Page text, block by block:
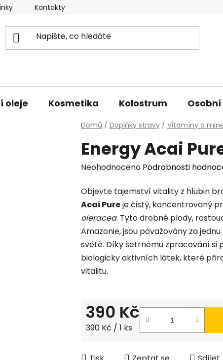
Kontakty
oleje Kosmetika Kolostrum
Domů / Doplňky stravy / Vitamíny a
Energy Acai
Průměrné
produktu
je
0,0
z
5
hvězdiček.
Neohodnoceno Podrobnosti
Objevte tajemství vitality z hlubin
Acai Pureje čistý, koncentrovaný
oleracea. Tyto drobné plody,
Amazonie,jsou považovány za
světě. Díky šetrnému zpracování si
biologicky aktivních látek, které
vitalitu.
390 Kč
Měrná cena:
390 Kč / 1 ks